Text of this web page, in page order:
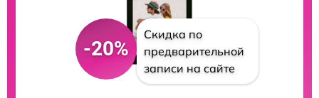
-20%
Скидка по
предварительной
записи на сайте